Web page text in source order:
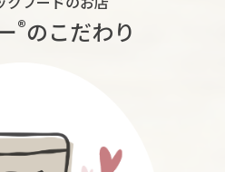
®︎のこだわり